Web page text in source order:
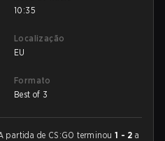
10:35
Localização
EU
Formato
Best of 3
partida de CS:GO terminou 1 - 2 a